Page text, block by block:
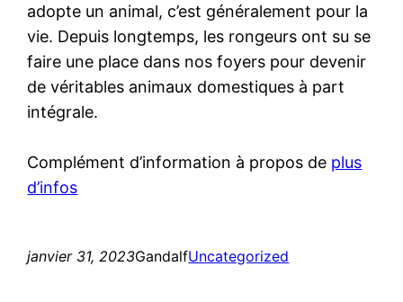
adopte un animal, c’est généralement pour la
vie. Depuis longtemps, les rongeurs ont su se
faire une place dans nos foyers pour devenir
de véritables animaux domestiques à part
intégrale.
Complément d’information à propos de plus
d’infos
janvier 31, 2023GandalfUncategorized